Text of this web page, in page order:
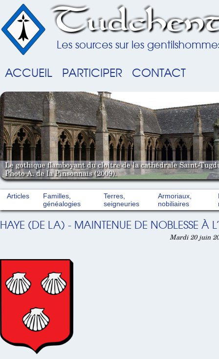
Les sources sur les
ACCUEIL PARTICIPER CONTACT
Le gothique flamboyant du cloître de la cathédrale Saint-
Photo A. de la Pinsonnais (2009).
Articles
Familles,
généalogies
Terres,
seigneuries
Armoriaux,
nobiliaires
HAYE (DE LA) - MAINTENUE DE NOBLESSE À
Mardi 20 juin